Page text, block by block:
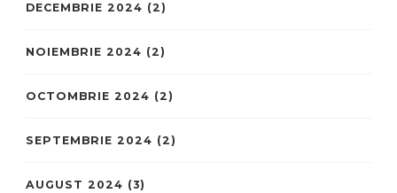
DECEMBRIE 2024 (2)
NOIEMBRIE 2024 (2)
OCTOMBRIE 2024 (2)
SEPTEMBRIE 2024 (2)
AUGUST 2024 (3)